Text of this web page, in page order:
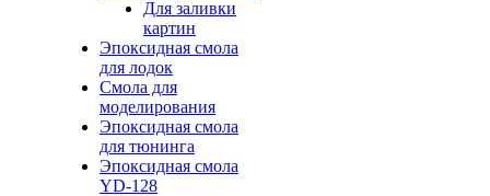
Для заливки
картин
Эпоксидная смола
для лодок
Смола для
моделирования
Эпоксидная смола
для тюнинга
Эпоксидная смола
YD-128